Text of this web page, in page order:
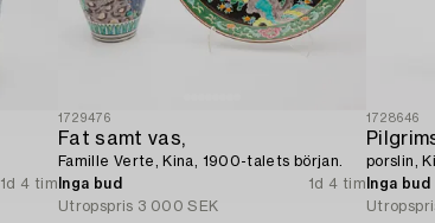
1d 4 tim
1729476
Fat samt vas,
Famille Verte, Kina, 1900-talets början.
Inga bud
1d 4 tim
Utropspris 3 000 SEK
1728646
porslin,
Inga bud